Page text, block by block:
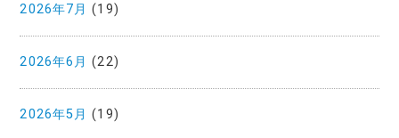
2026年7月 (19)
2026年6月 (22)
2026年5月 (19)